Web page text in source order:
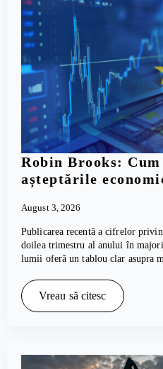
Robin Brooks: Cum
așteptările
August 3, 2026
Publicarea recentă a cifrelor
doilea trimestru al anului în
lumii oferă un tablou clar asupra
Vreau să citesc